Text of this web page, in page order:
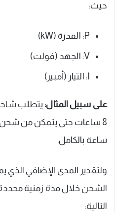
حيث:
P: القدرة (kW)
V: الجهد (فولت)
I: التيار (أمبير)
على سبيل المثال:
ساعة بالكامل.
ولتقدير المدى الإضافي
الشحن خلال مدة زمنية
التالية: